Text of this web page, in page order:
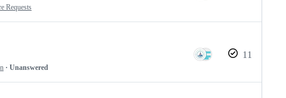
Requests
· Unanswered
11